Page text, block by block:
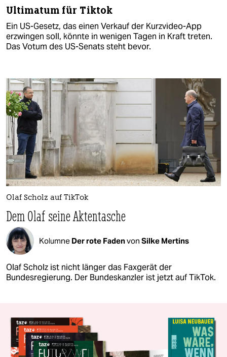
Ultimatum für Tiktok
Ein US-Gesetz, das einen Verkauf der Kurzvideo-App
erzwingen soll, könnte in wenigen Tagen in Kraft treten.
Das Votum des US-Senats steht bevor.
Olaf Scholz auf TikTok
Dem Olaf seine Aktentasche
Kolumne Der rote Fadenvon Silke Mertins
Olaf Scholz ist nicht länger das Faxgerät der
Bundesregierung. Der Bundeskanzler ist jetzt auf TikTok.